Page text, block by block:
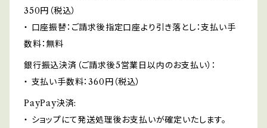
350円（税込）
・ 口座振替：ご請求後指定口座より引き落とし：支払い手
数料：無料
銀行振込決済（ご請求後5営業日以内のお支払い）：
・ 支払い手数料：360円（税込）
PayPay決済:
・ ショップにて発送処理後お支払いが確定いたします。